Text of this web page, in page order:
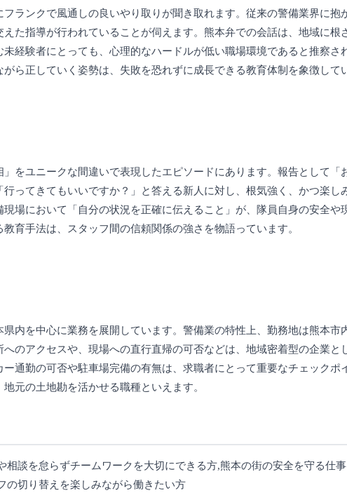
ランクで風通しの良いやり取りが聞き取れます。従来の警備業界に抱
た指導が行われていることが伺えます。熊本弁での会話は、地域に根
経験者にとっても、心理的なハードルが低い職場環境であると推察さ
ら正していく姿勢は、失敗を恐れずに成長できる教育体制を象徴して
をユニークな間違いで表現したエピソードにあります。報告として「
ってきてもいいですか？」と答える新人に対し、根気強く、かつ楽し
場において「自分の状況を正確に伝えること」が、隊員自身の安全や
育手法は、スタッフ間の信頼関係の強さを物語っています。
内を中心に業務を展開しています。警備業の特性上、勤務地は熊本市
のアクセスや、現場への直行直帰の可否などは、地域密着型の企業と
通勤の可否や駐車場完備の有無は、求職者にとって重要なチェックポ
元の土地勘を活かせる職種といえます。
談を怠らずチームワークを大切にできる方,熊本の街の安全を守る仕
の切り替えを楽しみながら働きたい方